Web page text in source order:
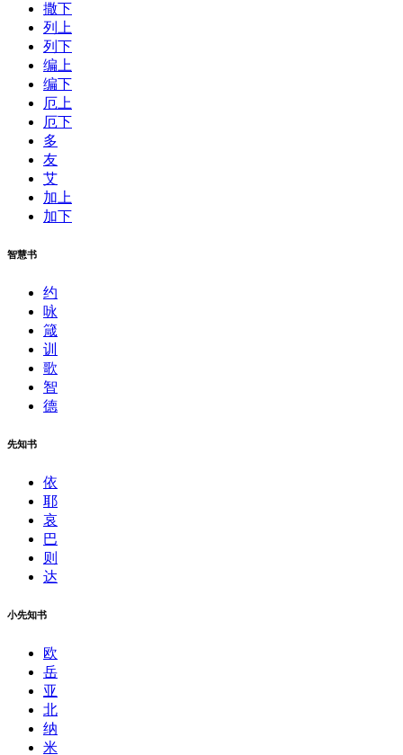
撒下
列上
列下
编上
编下
厄上
厄下
多
友
艾
加上
加下
智慧书
约
咏
箴
训
歌
智
德
先知书
依
耶
哀
巴
则
达
小先知书
欧
岳
亚
北
纳
米